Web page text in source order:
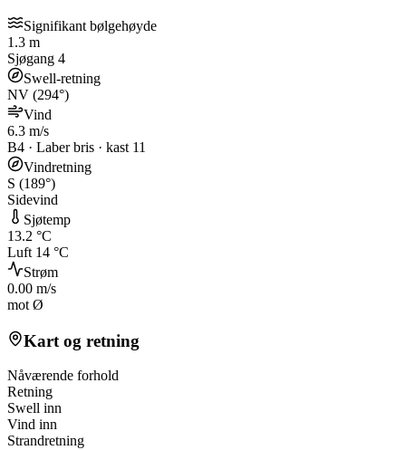
Signifikant bølgehøyde
1.3 m
Sjøgang 4
Swell-retning
NV (294°)
Vind
6.3 m/s
B4 · Laber bris · kast 11
Vindretning
S (189°)
Sidevind
Sjøtemp
13.2 °C
Luft 14 °C
Strøm
0.00 m/s
mot Ø
Kart og retning
Nåværende forhold
+
−
Retning
Swell inn
Vind inn
Strandretning